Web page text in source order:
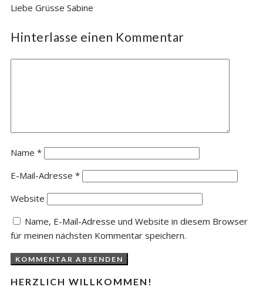
Liebe Grüsse Sabine
Hinterlasse einen Kommentar
Name *
E-Mail-Adresse *
Website
Name, E-Mail-Adresse und Website in diesem Browser
für meinen nächsten Kommentar speichern.
HERZLICH WILLKOMMEN!